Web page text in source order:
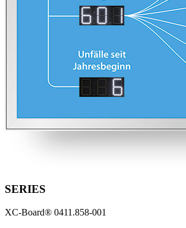
SERIES
XC-Board® 0411.858-001